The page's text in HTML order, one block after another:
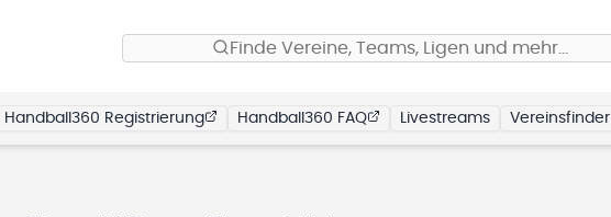
Finde Vereine, Teams, Ligen und mehr…
Handball360 Registrierung Handball360 FAQ Livestreams Vereinsfinder